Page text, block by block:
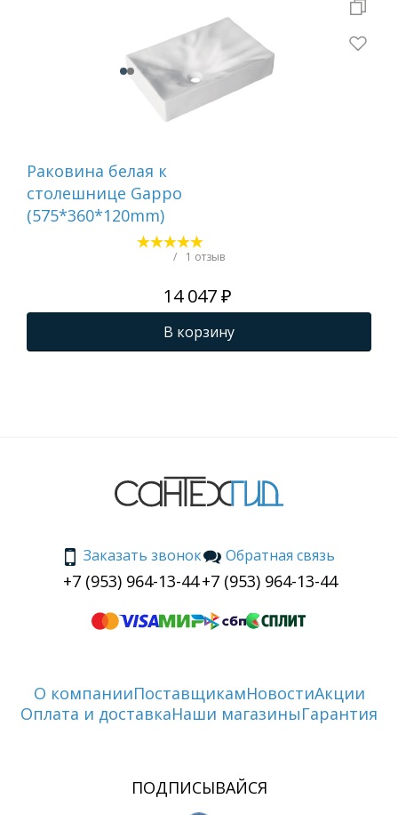
Раковина белая к
столешнице Gappo
(575*360*120mm)
/ 1 отзыв
14 047 ₽
В корзину
Заказать звонок
+7 (953) 964-13-44
Обратная связь
+7 (953) 964-13-44
О компанииПоставщикамНовостиАкции
Оплата и доставкаНаши магазиныГарантия
ПОДПИСЫВАЙСЯ